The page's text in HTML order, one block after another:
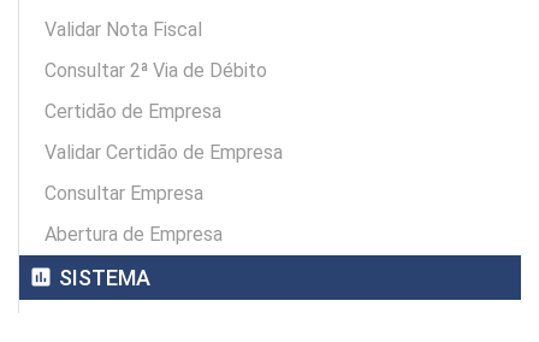
Validar Nota Fiscal
Consultar 2ª Via de Débito
Certidão de Empresa
Validar Certidão de Empresa
Consultar Empresa
Abertura de Empresa
assessment SISTEMA